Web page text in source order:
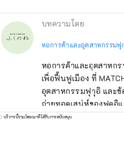
บทความโดย
หอการค้าและอุตสาหกรรมฟุ
หอการค้าและอุตสาหก
เพื่อฟื้นฟูเมือง ที่
อุตสาหกรรมฟุกุอิ และข้
ถ่ายทอดเสน่ห์ของฟุคุอิ
บริการนี้รวมโฆษณาที่ได้รับการสนับสนุน